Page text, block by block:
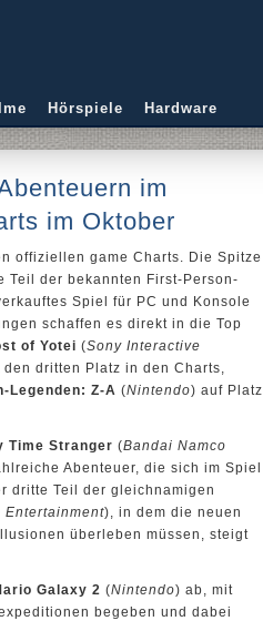
Hörspiele Hardware
im
im Oktober
offiziellen game Charts. Die Spitze
Teil der bekannten First-Person-
Spiel für PC und Konsole
schaffen es direkt in die Top
of Yotei (Sony Interactive
dritten Platz in den Charts,
Legenden: Z-A (Nintendo) auf Platz
Time Stranger (Bandai Namco
Abenteuer, die sich im Spiel
dritte Teil der gleichnamigen
Entertainment), in dem die neuen
überleben müssen, steigt
Galaxy 2 (Nintendo) ab, mit
begeben und dabei